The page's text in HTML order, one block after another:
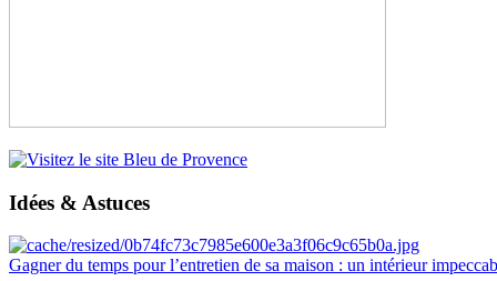
Idées & Astuces
Gagner du temps pour l’entretien de sa maison : un intérieur